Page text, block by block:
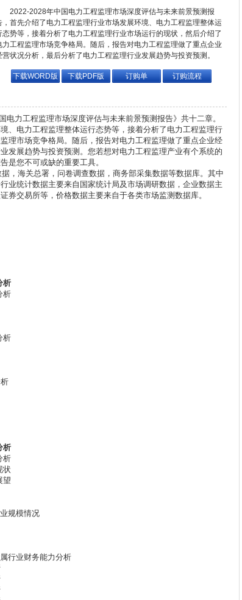
2022-2028年中国电力工程监理市场深度评估与未来前景预测报
，首先介绍了电力工程监理行业市场发展环境、电力工程监理整体运
态势等，接着分析了电力工程监理行业市场运行的现状，然后介绍了
力工程监理市场竞争格局。随后，报告对电力工程监理做了重点企业
营状况分析，最后分析了电力工程监理行业发展趋势与投资预测。
下载WORD版 下载PDF版 订购单 订购流程
电力工程监理市场深度评估与未来前景预测报告》共十二章。
、电力工程监理整体运行态势等，接着分析了电力工程监理行
理市场竞争格局。随后，报告对电力工程监理做了重点企业经
发展趋势与投资预测。您若想对电力工程监理产业有个系统的
是您不可或缺的重要工具。
，海关总署，问卷调查数据，商务部采集数据等数据库。其中
业统计数据主要来自国家统计局及市场调研数据，企业数据主
券交易所等，价格数据主要来自于各类市场监测数据库。
析
析
析
析
析
状
望
规模情况
行业财务能力分析